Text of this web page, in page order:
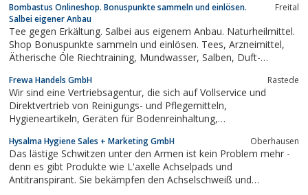
pharmazeutische Unternehmen, Banken und Verwaltungen,
Bombastus Onlineshop. Bonuspunkte sammeln und einlösen.
Salbei eigener Anbau
Freital
Tee gegen Erkältung. Salbei aus eigenem Anbau. Naturheilmittel.
Shop Bonuspunkte sammeln und einlösen. Tees, Arzneimittel,
Ätherische Öle Riechtraining, Mundwasser, Salben, Duft-
Frewa Handels GmbH Rastede
Wir sind eine Vertriebsagentur, die sich auf Vollservice und
Direktvertrieb von Reinigungs- und Pflegemitteln,
Hygieneartikeln, Geräten für Bodenreinhaltung,
Raumhygiene etc. spezialisiert hat.
Hysalma Hygiene Sales + Marketing GmbH Oberhausen
Das lästige Schwitzen unter den Armen ist kein Problem mehr -
denn es gibt Produkte wie L'axelle Achselpads und
Antitranspirant. Sie bekämpfen den Achselschweiß und